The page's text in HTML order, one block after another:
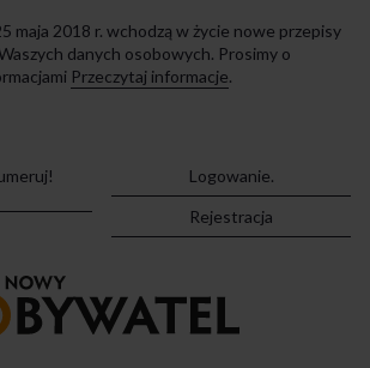
maja 2018 r. wchodzą w życie nowe przepisy
danych osobowych. Prosimy o
Przeczytaj informacje.
Logowanie.
Rejestracja
strony